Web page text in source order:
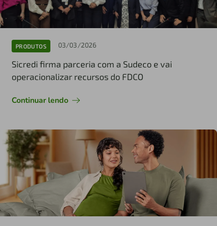
PRODUTOS 03/03/2026
Sicredi firma parceria com a Sudeco e vai
operacionalizar recursos do FDCO
Continuar lendo